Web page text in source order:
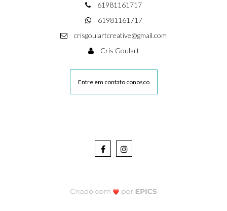
61981161717
61981161717
crisgoulartcreative@gmail.com
Cris Goulart
Entre em contato conosco